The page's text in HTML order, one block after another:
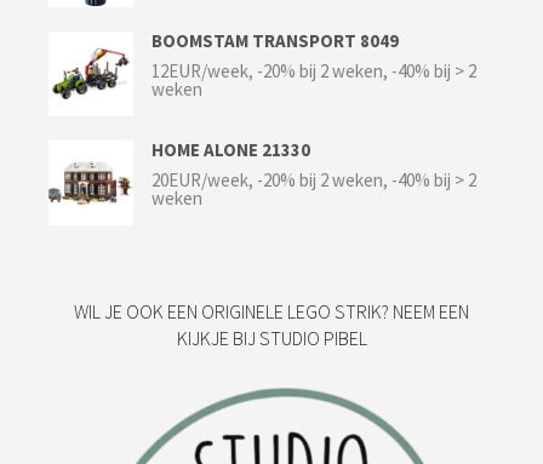
BOOMSTAM TRANSPORT 8049
12EUR/week, -20% bij 2 weken, -40% bij > 2
weken
HOME ALONE 21330
20EUR/week, -20% bij 2 weken, -40% bij > 2
weken
WIL JE OOK EEN ORIGINELE LEGO STRIK? NEEM EEN
KIJKJE BIJ STUDIO PIBEL